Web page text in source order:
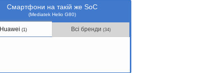
Смартфони на такій же SoC
(Mediatek Helio G80)
Huawei(1) Всі бренди (34)